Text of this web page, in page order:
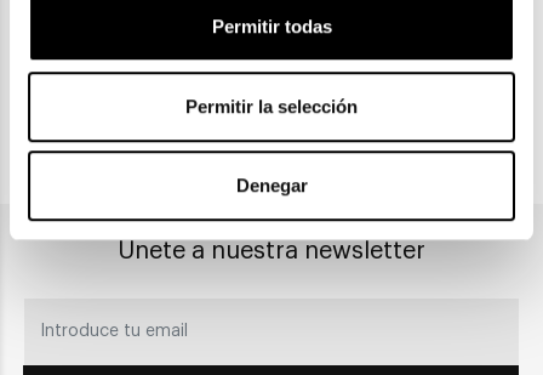
Permitir todas
Permitir la selección
Denegar
Recogida en tienda
Únete a nuestra newsletter